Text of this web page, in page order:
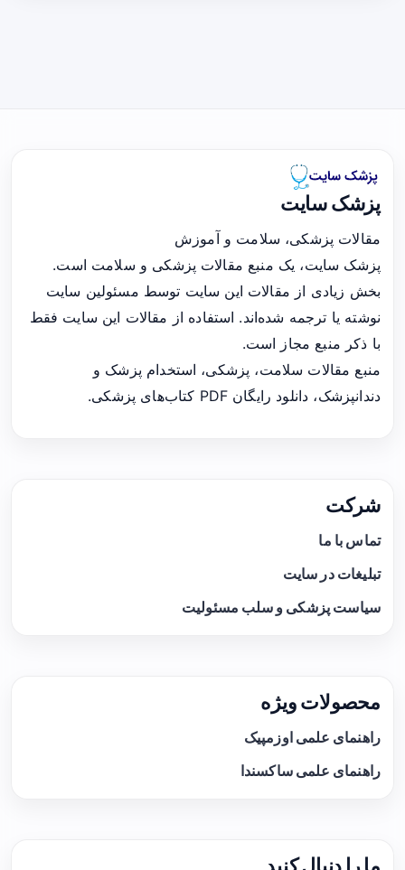
پزشک سایت
مقالات پزشکی، سلامت و آموزش
پزشک سایت، یک منبع مقالات پزشکی و سلامت است.
بخش زیادی از مقالات این سایت توسط مسئولین سایت
نوشته یا ترجمه شده‌اند. استفاده از مقالات این سایت فقط
با ذکر منبع مجاز است.
منبع مقالات سلامت، پزشکی، استخدام پزشک و
دندانپزشک، دانلود رایگان PDF کتاب‌های پزشکی.
شرکت
تماس با ما
تبلیغات در سایت
سیاست پزشکی و سلب مسئولیت
محصولات ویژه
راهنمای علمی اوزمپیک
راهنمای علمی ساکسندا